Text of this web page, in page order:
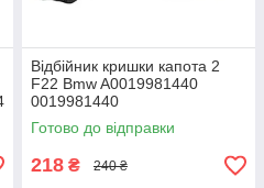
Відбійник кришки капота 2
F22 Bmw A0019981440
0019981440
Готово до відправки
218 ₴ 240 ₴